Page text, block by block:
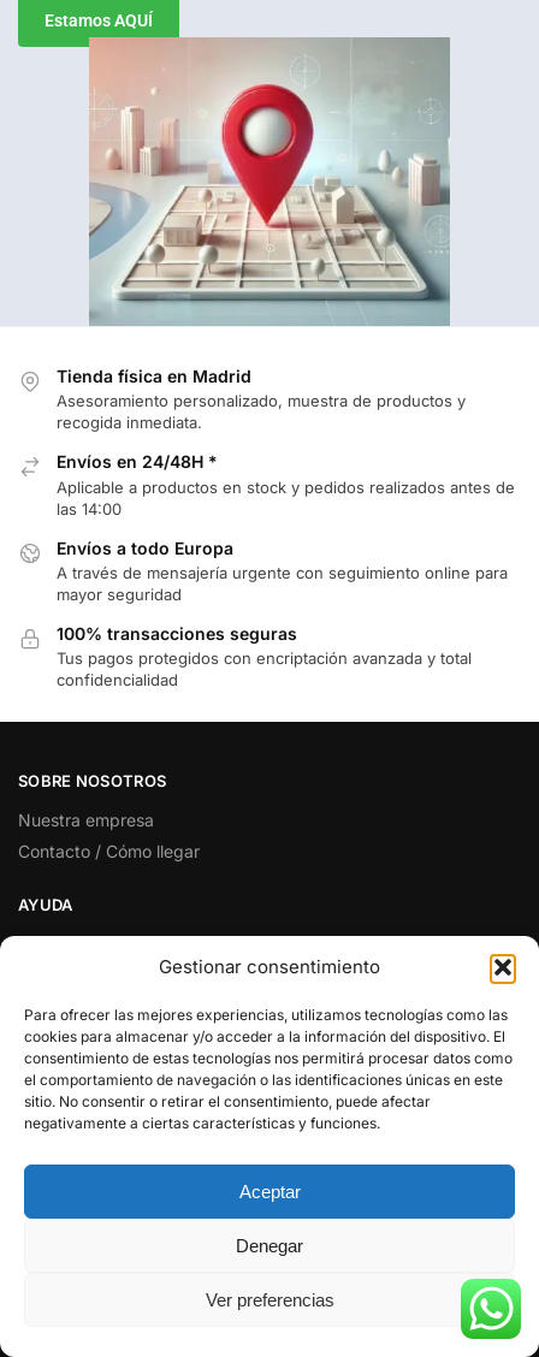
Gestionar consentimiento
Para ofrecer las mejores experiencias, utilizamos tecnologías como las
cookies para almacenar y/o acceder a la información del dispositivo. El
consentimiento de estas tecnologías nos permitirá procesar datos como
el comportamiento de navegación o las identificaciones únicas en este
sitio. No consentir o retirar el consentimiento, puede afectar
negativamente a ciertas características y funciones.
Aceptar
Denegar
Ver preferencias
Estamos AQUÍ
Tienda física en Madrid
Asesoramiento personalizado, muestra de productos y
recogida inmediata.
Envíos en 24/48H *
Aplicable a productos en stock y pedidos realizados antes de
las 14:00
Envíos a todo Europa
A través de mensajería urgente con seguimiento online para
mayor seguridad
100% transacciones seguras
Tus pagos protegidos con encriptación avanzada y total
confidencialidad
SOBRE NOSOTROS
Nuestra empresa
Contacto / Cómo llegar
AYUDA
Atención al cliente
Términos y condiciones
Preguntas y respuestas
SÍGUENOS EN REDES SOCIALES
Facebook
Twitter
Pinterest